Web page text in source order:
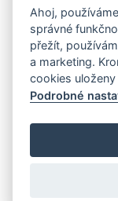
Máme rádi
Pivní.info
Poznámka pod
Pivní deníček je
konkrétním
reprezentovat
Ahoj,
správné
přežít,
a marketing.
cookies
Podrobné